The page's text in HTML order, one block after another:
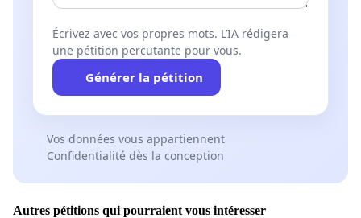
Écrivez avec vos propres mots. L’IA rédigera
une pétition percutante pour vous.
Générer la pétition
Vos données vous appartiennent
Confidentialité dès la conception
Autres pétitions qui pourraient vous intéresser